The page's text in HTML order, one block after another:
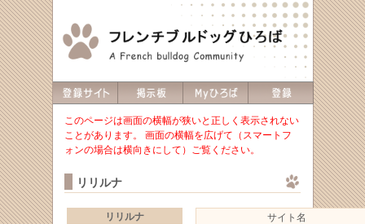
このページは画面の横幅が狭いと正しく表示されない
ことがあります。 画面の横幅を広げて（スマートフ
ォンの場合は横向きにして）ご覧ください。
リリルナ
リリルナ
サイト名